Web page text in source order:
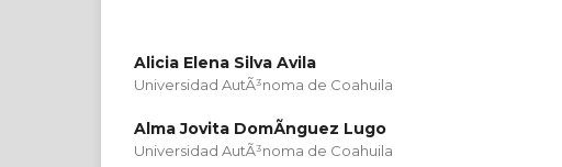
Alicia Elena Silva Avila
Universidad AutÃ³noma de Coahuila
Alma Jovita DomÃ­nguez Lugo
Universidad AutÃ³noma de Coahuila